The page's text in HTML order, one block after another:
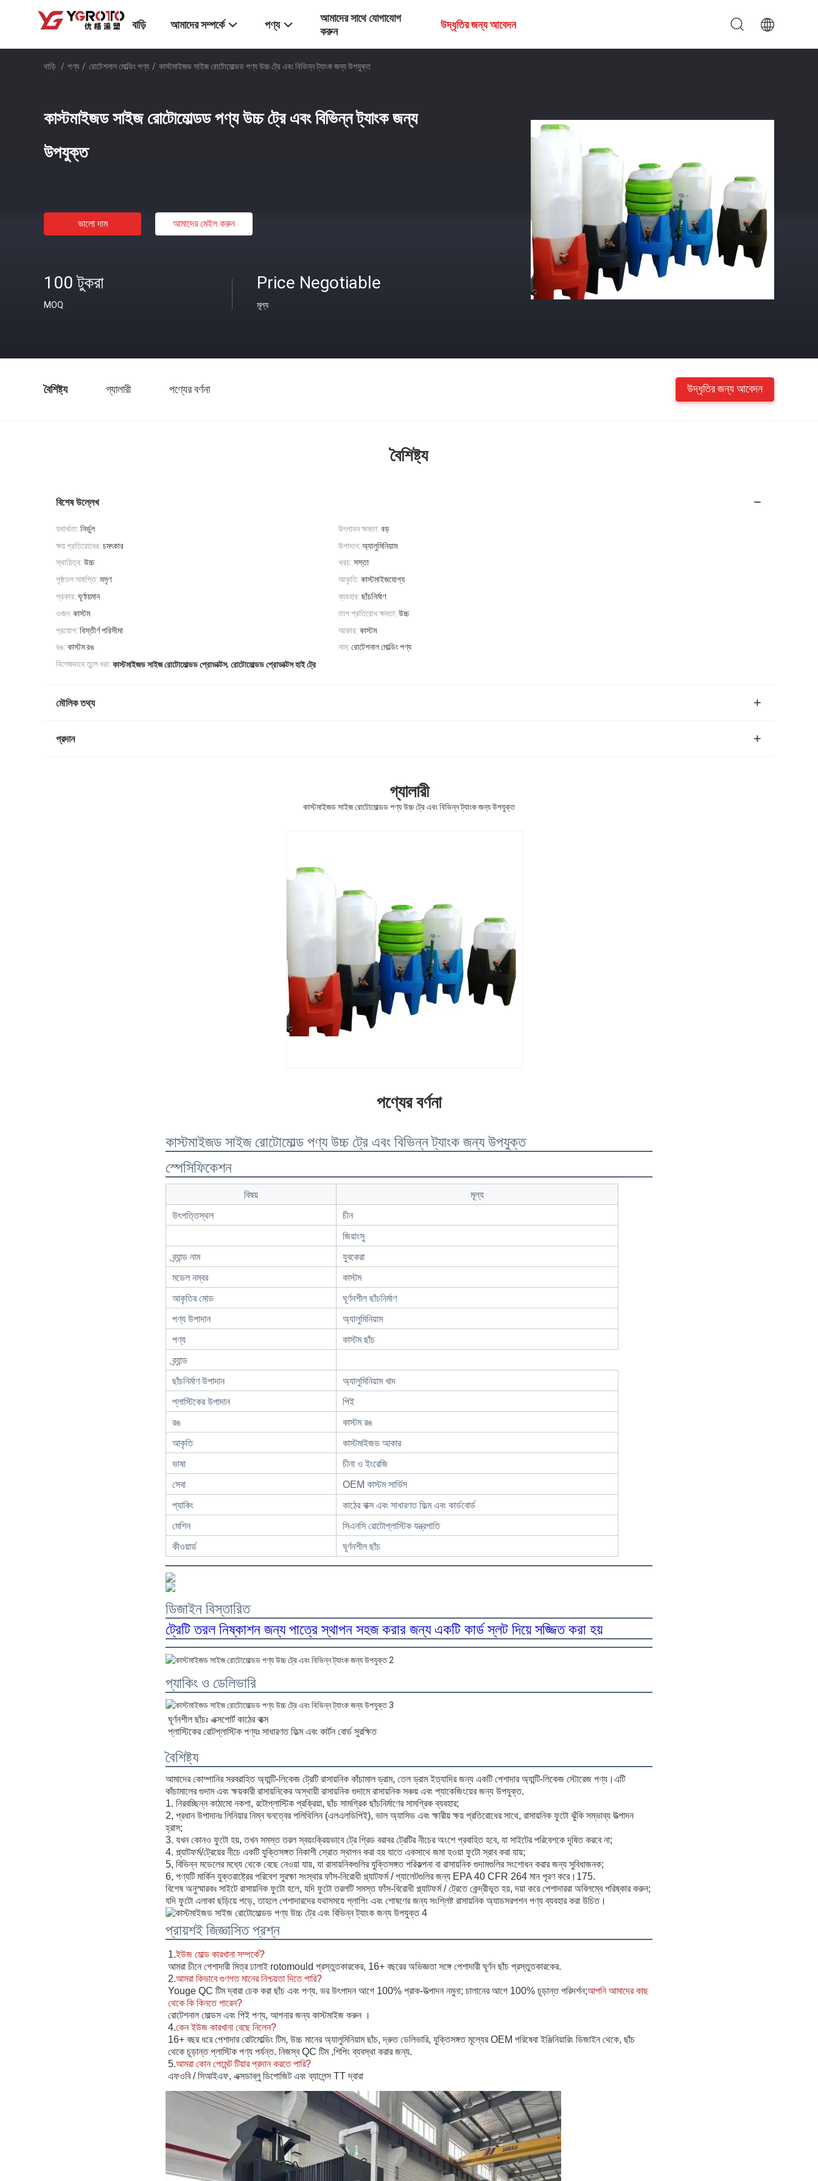
বাড়ি আমাদের সম্পর্কে পণ্য
আমাদের সাথে যোগাযোগ
করুন
উদ্ধৃতির জন্য আবেদন
বাড়ি / পণ্য / রোটেশনাল মোল্ডিং পণ্য / কাস্টমাইজড সাইজ রোটোমোল্ডড পণ্য উচ্চ ট্রে এবং বিভিন্ন ট্যাংক জন্য উপযুক্ত
কাস্টমাইজড সাইজ রোটোমোল্ডড পণ্য উচ্চ ট্রে এবং বিভিন্ন ট্যাংক জন্য
উপযুক্ত
ভালো দাম আমাদের মেইল ​​করুন
100 টুকরা
MOQ
Price Negotiable
মূল্য
বৈশিষ্ট্য গ্যালারী পণ্যের বর্ণনা উদ্ধৃতির জন্য আবেদন
বৈশিষ্ট্য
বিশেষ উল্লেখ
যথার্থতা: নির্ভুল উৎপাদন ক্ষমতা: বড়
ক্ষয় প্রতিরোধের: চমৎকার উপাদান: অ্যালুমিনিয়াম
স্থায়িত্ব: উচ্চ খরচ: সস্তা
পৃষ্ঠতল সমাপ্তি: মসৃণ আকৃতি: কাস্টমাইজযোগ্য
প্রকার: ঘূর্ণায়মান ব্যবহার: ছাঁচনির্মাণ
ওজন: কাস্টম তাপ প্রতিরোধ ক্ষমতা: উচ্চ
প্রয়োগ: বিস্তীর্ণ পরিসীমা আকার: কাস্টম
রঙ: কাস্টম রঙ নাম: রোটেশনাল মোল্ডিং পণ্য
বিশেষভাবে তুলে ধরা: কাস্টমাইজড সাইজ রোটোমোল্ডড প্রোডাক্টস, রোটোমোল্ডড প্রোডাক্টস হাই ট্রে
মৌলিক তথ্য
প্রদান
গ্যালারী
কাস্টমাইজড সাইজ রোটোমোল্ডড পণ্য উচ্চ ট্রে এবং বিভিন্ন ট্যাংক জন্য উপযুক্ত
পণ্যের বর্ণনা
কাস্টমাইজড সাইজ রোটোমোল্ড পণ্য উচ্চ ট্রে এবং বিভিন্ন ট্যাংক জন্য উপযুক্ত
স্পেসিফিকেশন
বিষয়
মূল্য
উৎপত্তিস্থল
চীন
জিয়াংসু
ব্র্যান্ড নাম
যুবকেরা
মডেল নম্বর
কাস্টম
আকৃতির মোড
ঘূর্ণনশীল ছাঁচনির্মাণ
পণ্য উপাদান
অ্যালুমিনিয়াম
পণ্য
কাস্টম ছাঁচ
ব্র্যান্ড
ছাঁচনির্মাণ উপাদান
অ্যালুমিনিয়াম খাদ
প্লাস্টিকের উপাদান
পিই
রঙ
কাস্টম রঙ
আকৃতি
কাস্টমাইজড আকার
ভাষা
চীনা ও ইংরেজি
সেবা
OEM কাস্টম সার্ভিস
প্যাকিং
কাঠের বাক্স এবং সাধারণত ফিল্ম এবং কার্ডবোর্ড
মেশিন
সিএনসি রোটোপ্লাস্টিক যন্ত্রপাতি
কীওয়ার্ড
ঘূর্ণনশীল ছাঁচ
ডিজাইন বিস্তারিত
ট্রেটি তরল নিষ্কাশন জন্য পাত্রে স্থাপন সহজ করার জন্য একটি কার্ড স্লট দিয়ে সজ্জিত করা হয়
প্যাকিং ও ডেলিভারি
ঘূর্ণনশীল ছাঁচঃ এক্সপোর্ট কাঠের বাক্স
প্লাস্টিকের রোটপ্লাস্টিক পণ্যঃ সাধারণত ফিল্ম এবং কার্টন বোর্ড সুরক্ষিত
বৈশিষ্ট্য
আমাদের কোম্পানির সরবরাহিত অ্যান্টি-লিকেজ ট্রেটি রাসায়নিক কাঁচামাল ড্রাম, তেল ড্রাম ইত্যাদির জন্য একটি পেশাদার অ্যান্টি-লিকেজ স্টোরেজ পণ্য।এটি
কাঁচামালের গুদাম এবং ক্ষয়কারী রাসায়নিকের অস্থায়ী রাসায়নিক গুদামে রাসায়নিক সঞ্চয় এবং প্যাকেজিংয়ের জন্য উপযুক্ত.
1. নিরবচ্ছিন্ন কাঠামো নকশা, রটোপ্লাস্টিক প্রক্রিয়া, ছাঁচ সামগ্রিক ছাঁচনির্মাণের সামগ্রিক ব্যবহার;
2, প্রধান উপাদানঃ লিনিয়ার নিম্ন ঘনত্বের পলিথিলিন (এলএলডিপিই), ভাল অ্যাসিড এবং ক্ষারীয় ক্ষয় প্রতিরোধের সাথে, রাসায়নিক ফুটো ঝুঁকি সম্ভাব্য উত্পাদন
হ্রাস;
3. যখন কোনও ফুটো হয়, তখন সমস্ত তরল স্বয়ংক্রিয়ভাবে ট্রে গ্রিড বরাবর ট্রেটির নীচের অংশে প্রবাহিত হবে, যা সাইটের পরিবেশকে দূষিত করবে না;
4. প্ল্যাটফর্ম/ট্রেয়ের নীচে একটি যুক্তিসঙ্গত নিকাশী স্রোত স্থাপন করা হয় যাতে একসাথে জমা হওয়া ফুটো স্রাব করা যায়;
5, বিভিন্ন মডেলের মধ্যে থেকে বেছে নেওয়া যায়, যা রাসায়নিকগুলির যুক্তিসঙ্গত পরিকল্পনা বা রাসায়নিক গুদামগুলির সংশোধন করার জন্য সুবিধাজনক;
6, পণ্যটি মার্কিন যুক্তরাষ্ট্রের পরিবেশ সুরক্ষা সংস্থার ফাঁস-নিরোধী প্ল্যাটফর্ম / প্যালেটগুলির জন্য EPA 40 CFR 264 মান পূরণ করে।175.
বিশেষ অনুস্মারকঃ সাইটে রাসায়নিক ফুটো হলে, যদি ফুটো তরলটি সমস্ত ফাঁস-বিরোধী প্ল্যাটফর্ম / ট্রেতে কেন্দ্রীভূত হয়, দয়া করে পেশাদাররা অবিলম্বে পরিষ্কার করুন;
যদি ফুটো এলাকা ছড়িয়ে পড়ে, তাহলে পেশাদারদের যথাসময়ে প্লাগিং এবং শোষণের জন্য সংশ্লিষ্ট রাসায়নিক অ্যাডসরপশন পণ্য ব্যবহার করা উচিত।
প্রায়শই জিজ্ঞাসিত প্রশ্ন
1.ইউজ মোল্ড কারখানা সম্পর্কে?
আমরা চীনে পেশাদারী মিত্র ঢালাই rotomould প্রস্তুতকারকের, 16+ বছরের অভিজ্ঞতা সঙ্গে পেশাদারী ঘূর্ণন ছাঁচ প্রস্তুতকারকের.
2.আমরা কিভাবে গুণগত মানের নিশ্চয়তা দিতে পারি?
Youge QC টিম দ্বারা চেক করা ছাঁচ এবং পণ্য. ভর উৎপাদন আগে 100% প্রাক-উত্পাদন নমুনা; চালানের আগে 100% চূড়ান্ত পরিদর্শন;আপনি আমাদের কাছ
থেকে কি কিনতে পারেন?
রোটেশনাল মোল্ডস এবং পিই পণ্য, আপনার জন্য কাস্টমাইজ করুন ।
4.কেন ইউজ কারখানা বেছে নিলেন?
16+ বছর ধরে পেশাদার রোটমোল্ডিং টিম, উচ্চ মানের অ্যালুমিনিয়াম ছাঁচ, দ্রুত ডেলিভারি, যুক্তিসঙ্গত মূল্যের OEM পরিষেবা ইঞ্জিনিয়ারিং ডিজাইন থেকে, ছাঁচ
থেকে চূড়ান্ত প্লাস্টিক পণ্য পর্যন্ত. নিজস্ব QC টিম ,শিপিং ব্যবস্থা করার জন্য.
5.আমরা কোন পেমেন্ট টিয়ার প্রদান করতে পারি?
এফওবি / সিআইএফ, এক্সডাব্লু ডিপোজিট এবং ব্যালেন্স TT দ্বারা